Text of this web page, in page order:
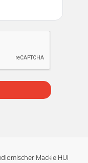
Mackie HUI